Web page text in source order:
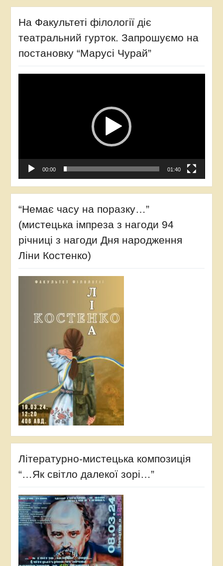
На Факультеті філології діє
театральний гурток. Запрошуємо на
постановку “Марусі Чурай”
00:00 01:40
“Немає часу на поразку…”
(мистецька імпреза з нагоди 94
річниці з нагоди Дня народження
Ліни Костенко)
Літературно-мистецька композиція
“…Як світло далекої зорі…”